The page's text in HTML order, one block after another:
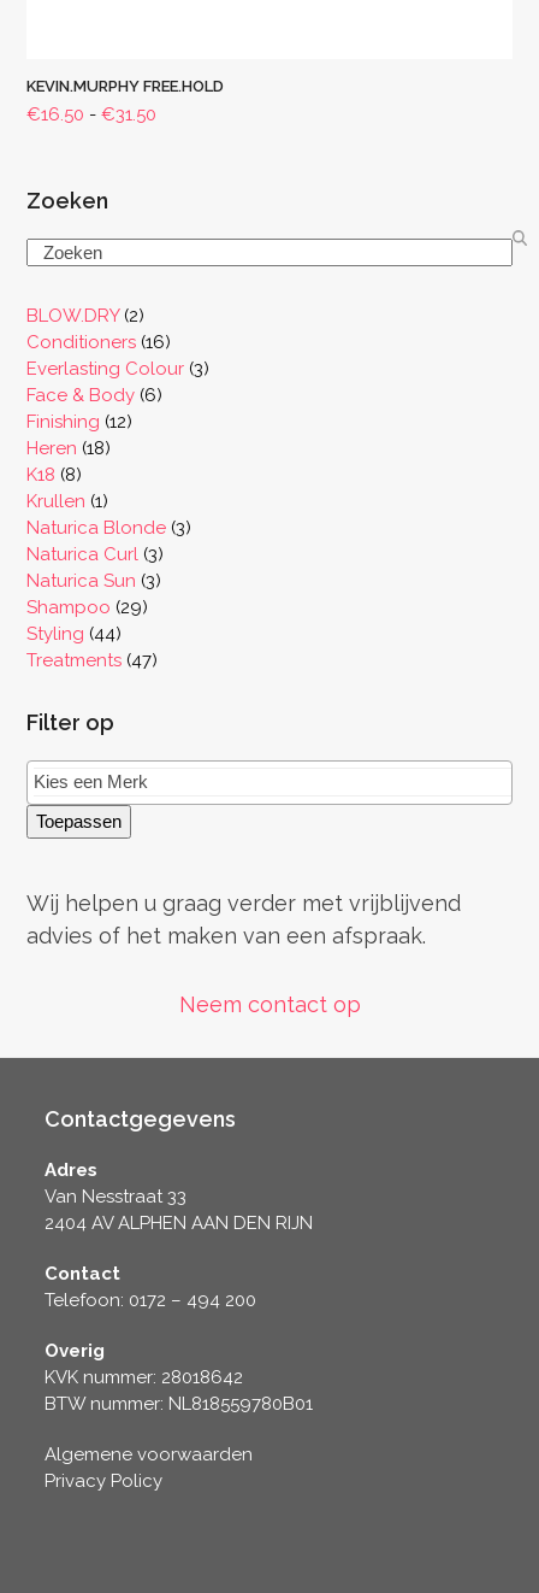
KEVIN.MURPHY FREE.HOLD
€16.50 - €31.50
Zoeken
Search
BLOW.DRY 22
producten
Conditioners 1616
producten
Everlasting Colour 33
Face & Body 66
Finishing 1212
Heren 1818
K18 88
producten
Krullen 11
product
Naturica Blonde 33
Naturica Curl 33
producten
Naturica Sun 33
Shampoo 2929
Styling 4444
producten
Treatments 4747
Filter op
Toepassen
Wij helpen u graag verder met vrijblijvend
advies of het maken van een afspraak.
Neem contact op
Contactgegevens
Adres
Van Nesstraat 33
2404 AV ALPHEN AAN DEN RIJN
Contact
Telefoon: 0172 – 494 200
Overig
KVK nummer: 28018642
BTW nummer: NL818559780B01
Algemene voorwaarden
Privacy Policy